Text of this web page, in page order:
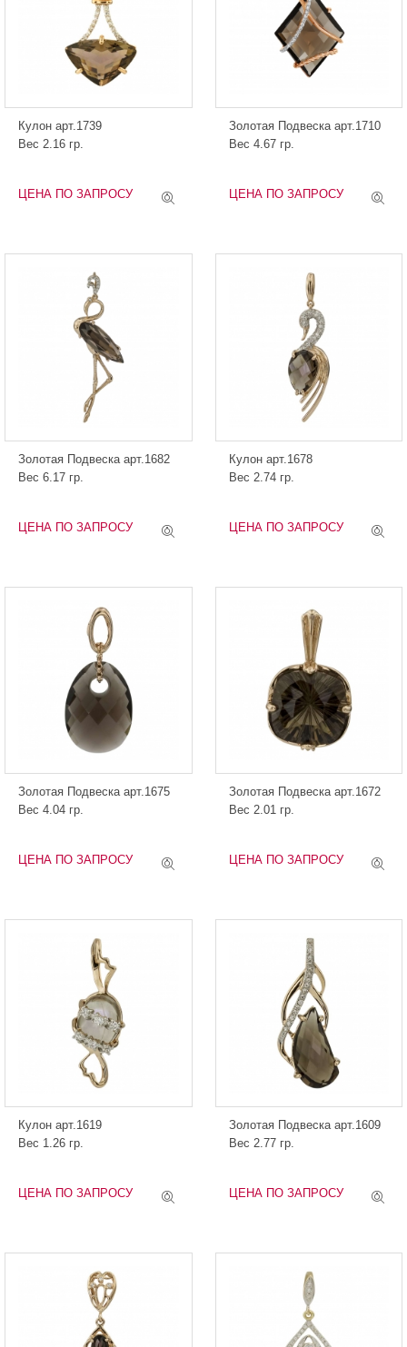
Кулон арт.1739
Вес 2.16 гр.
ЦЕНА ПО ЗАПРОСУ
Золотая Подвеска арт.1710
Вес 4.67 гр.
ЦЕНА ПО ЗАПРОСУ
Золотая Подвеска арт.1682
Вес 6.17 гр.
ЦЕНА ПО ЗАПРОСУ
Кулон арт.1678
Вес 2.74 гр.
ЦЕНА ПО ЗАПРОСУ
Золотая Подвеска арт.1675
Вес 4.04 гр.
ЦЕНА ПО ЗАПРОСУ
Золотая Подвеска арт.1672
Вес 2.01 гр.
ЦЕНА ПО ЗАПРОСУ
Кулон арт.1619
Вес 1.26 гр.
ЦЕНА ПО ЗАПРОСУ
Золотая Подвеска арт.1609
Вес 2.77 гр.
ЦЕНА ПО ЗАПРОСУ